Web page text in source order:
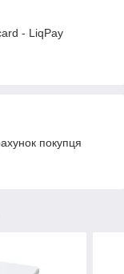
- LiqPay
покупця